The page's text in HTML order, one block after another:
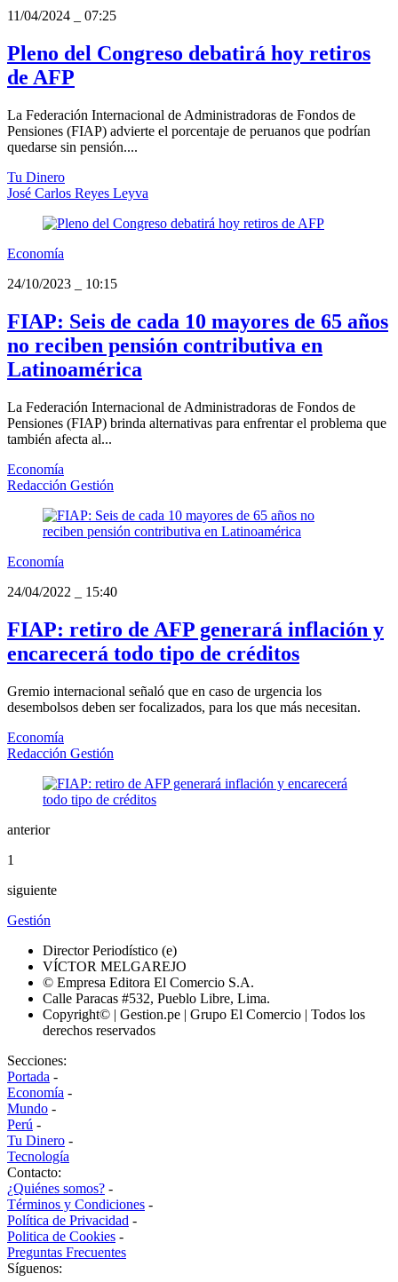
11/04/2024
07:25
Pleno del Congreso debatirá hoy retiros
de AFP
La Federación Internacional de Administradoras de Fondos de
Pensiones (FIAP) advierte el porcentaje de peruanos que podrían
quedarse sin pensión....
Tu Dinero
José Carlos Reyes Leyva
Economía
24/10/2023
10:15
FIAP: Seis de cada 10 mayores de 65 años
no reciben pensión contributiva en
Latinoamérica
La Federación Internacional de Administradoras de Fondos de
Pensiones (FIAP) brinda alternativas para enfrentar el problema que
también afecta al...
Economía
Redacción Gestión
Economía
24/04/2022
15:40
FIAP: retiro de AFP generará inflación y
encarecerá todo tipo de créditos
Gremio internacional señaló que en caso de urgencia los
desembolsos deben ser focalizados, para los que más necesitan.
Economía
Redacción Gestión
anterior
1
siguiente
Gestión
Director Periodístico (e)
VÍCTOR MELGAREJO
© Empresa Editora El Comercio S.A.
Calle Paracas #532, Pueblo Libre, Lima.
Copyright© | Gestion.pe | Grupo El Comercio | Todos los
derechos reservados
Secciones:
Portada -
Economía -
Mundo -
Perú -
Tu Dinero -
Tecnología
Contacto:
¿Quiénes somos? -
Términos y Condiciones -
Política de Privacidad -
Politica de Cookies -
Preguntas Frecuentes
Síguenos: